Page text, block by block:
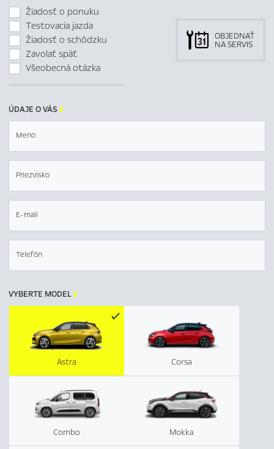
Žiadosť o ponuku
Testovacia jazda
Žiadosť o schôdzku
Zavolať späť
Všeobecná otázka
OBJEDNAŤ
NA SERVIS
ÚDAJE O VÁS 
Meno
Priezvisko
E-mail
Telefón
VYBERTE MODEL
Corsa
Combo
Astra
Mokka